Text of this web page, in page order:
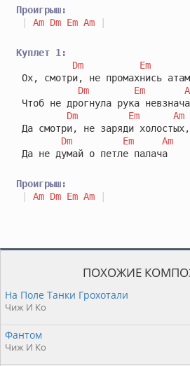
Проигрыш:
|
Am Dm Em Am |
Куплет 1:
Dm
Em
Ох, смотри, не промахнись
Dm
Em
Чтоб не дрогнула рука
Dm
Em
Am
Да смотри, не заряди холостых,
Dm
Em
Am
Да не думай о петле палача
Проигрыш:
|
Am Dm Em Am |
ПОХОЖИЕ
На Поле Танки Грохотали
Чиж И Ко
Фантом
Чиж И Ко